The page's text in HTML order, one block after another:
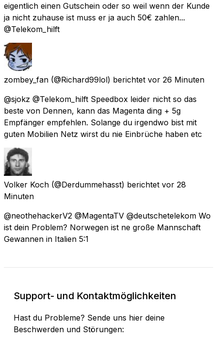
eigentlich einen Gutschein oder so weil wenn der Kunde
ja nicht zuhause ist muss er ja auch 50€ zahlen...
@Telekom_hilft
zombey_fan (@Richard99lol) berichtet vor 26 Minuten
@sjokz @Telekom_hilft Speedbox leider nicht so das
beste von Dennen, kann das Magenta ding + 5g
Empfänger empfehlen. Solange du irgendwo bist mit
guten Mobilien Netz wirst du nie Einbrüche haben etc
Volker Koch (@Derdummehasst) berichtet vor 28
Minuten
@neothehackerV2 @MagentaTV @deutschetelekom Wo
ist dein Problem? Norwegen ist ne große Mannschaft
Gewannen in Italien 5:1
Support- und Kontaktmöglichkeiten
Hast du Probleme? Sende uns hier deine
Beschwerden und Störungen: